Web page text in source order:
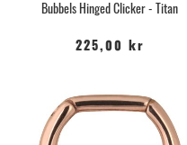
Bubbels Hinged Clicker - Titan
225,00 kr